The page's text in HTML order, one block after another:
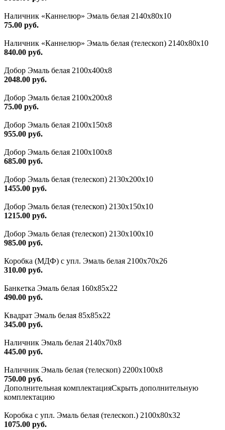
Наличник «Каннелюр» Эмаль белая 2140х80х10
75.00 руб.
Наличник «Каннелюр» Эмаль белая (телескоп) 2140х80х10
840.00 руб.
Добор Эмаль белая 2100х400х8
2048.00 руб.
Добор Эмаль белая 2100х200х8
75.00 руб.
Добор Эмаль белая 2100х150х8
955.00 руб.
Добор Эмаль белая 2100х100х8
685.00 руб.
Добор Эмаль белая (телескоп) 2130х200х10
1455.00 руб.
Добор Эмаль белая (телескоп) 2130х150х10
1215.00 руб.
Добор Эмаль белая (телескоп) 2130х100х10
985.00 руб.
Коробка (МДФ) с упл. Эмаль белая 2100х70х26
310.00 руб.
Банкетка Эмаль белая 160х85х22
490.00 руб.
Квадрат Эмаль белая 85х85х22
345.00 руб.
Наличник Эмаль белая 2140х70х8
445.00 руб.
Наличник Эмаль белая (телескоп) 2200x100x8
750.00 руб.
Дополнительная комплектацияСкрыть дополнительную
комплектацию
Коробка с упл. Эмаль белая (телескоп.) 2100х80х32
1075.00 руб.